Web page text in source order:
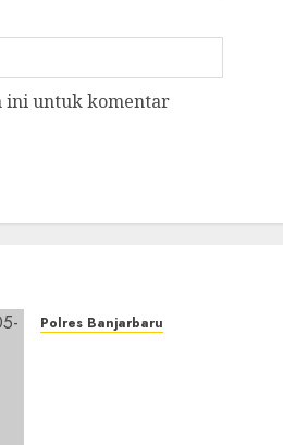
ini untuk komentar
Polres Banjarbaru